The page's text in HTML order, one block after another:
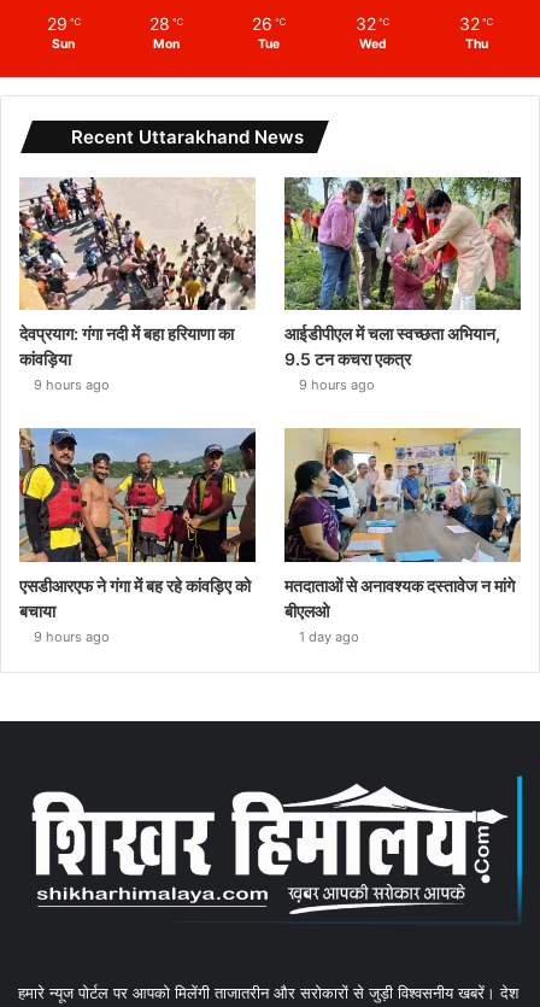
29 ℃
Sun
28 ℃
Mon
26 ℃
Tue
32 ℃
Wed
32 ℃
Thu
Recent Uttarakhand News
देवप्रयाग: गंगा नदी में बहा हरियाणा का
कांवड़िया
9 hours ago
आईडीपीएल में चला स्वच्छता अभियान,
9.5 टन कचरा एकत्र
9 hours ago
एसडीआरएफ ने गंगा में बह रहे कांवड़िए को
बचाया
9 hours ago
मतदाताओं से अनावश्यक दस्तावेज न मांगे
बीएलओ
1 day ago
हमारे न्यूज पोर्टल पर आपको मिलेंगी ताजातरीन और सरोकारों से जुड़ी विश्वसनीय खबरें। देश